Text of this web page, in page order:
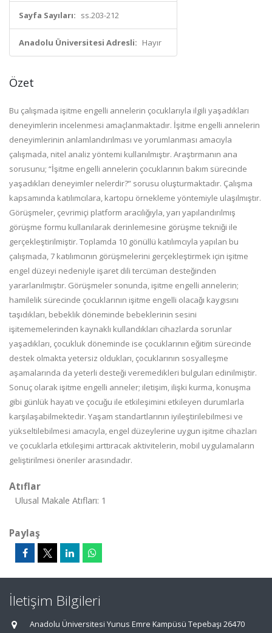
Sayfa Sayıları: ss.203-212
Anadolu Üniversitesi Adresli: Hayır
Özet
Bu çalışmada işitme engelli annelerin çocuklarıyla ilgili yaşadıkları
deneyimlerin incelenmesi amaçlanmaktadır. İşitme engelli annelerin
deneyimlerinin anlamlandırılması ve yorumlanması amacıyla
çalışmada, nitel analiz yöntemi kullanılmıştır. Araştırmanın ana
sorusunu; “İşitme engelli annelerin çocuklarının bakım sürecinde
yaşadıkları deneyimler nelerdir?” sorusu oluşturmaktadır. Çalışma
kapsamında katılımcılara, kartopu örnekleme yöntemiyle ulaşılmıştır.
Görüşmeler, çevrimiçi platform aracılığıyla, yarı yapılandırılmış
görüşme formu kullanılarak derinlemesine görüşme tekniği ile
gerçekleştirilmiştir. Toplamda 10 gönüllü katılımcıyla yapılan bu
çalışmada, 7 katılımcının görüşmelerini gerçekleştirmek için işitme
engel düzeyi nedeniyle işaret dili tercüman desteğinden
yararlanılmıştır. Görüşmeler sonunda, işitme engelli annelerin;
hamilelik sürecinde çocuklarının işitme engelli olacağı kaygısını
taşıdıkları, bebeklik döneminde bebeklerinin sesini
işitememelerinden kaynaklı kullandıkları cihazlarda sorunlar
yaşadıkları, çocukluk döneminde ise çocuklarının eğitim sürecinde
destek olmakta yetersiz oldukları, çocuklarının sosyalleşme
aşamalarında da yeterli desteği veremedikleri bulguları edinilmiştir.
Sonuç olarak işitme engelli anneler; iletişim, ilişki kurma, konuşma
gibi günlük hayatı ve çocuğu ile etkileşimini etkileyen durumlarla
karşılaşabilmektedir. Yaşam standartlarının iyileştirilebilmesi ve
yükseltilebilmesi amacıyla, engel düzeylerine uygun işitme cihazları
ve çocuklarla etkileşimi arttıracak aktivitelerin, mobil uygulamaların
geliştirilmesi öneriler arasındadır.
Atıflar
Ulusal Makale Atıfları: 1
Paylaş
İletişim Bilgileri
Anadolu Üniversitesi Yunus Emre Kampüsü Tepebaşı 26470